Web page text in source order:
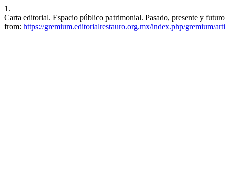
1.
Carta editorial. Espacio público patrimonial. Pasado, presente y
from: https://gremium.editorialrestauro.org.mx/index.php/gremium/